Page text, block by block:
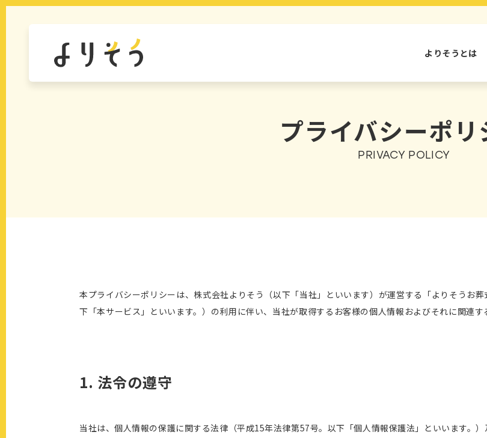
よりそうとは
プライバシーポリ
本プライバシーポリシーは、株式会社よりそう（以下「当社」といいます）が運営する「よりそうお
下「本サービス」といいます。）の利用に伴い、当社が取得するお客様の個人情報およびそれに関連す
1. 法令の遵守
当社は、個人情報の保護に関する法律（平成15年法律第57号。以下「個人情報保護法」といいます。